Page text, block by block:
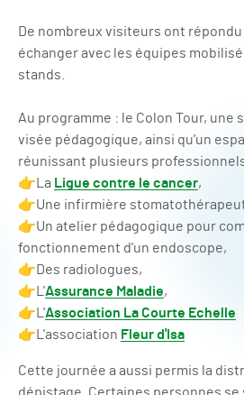
De nombreux visiteurs ont
échanger avec les équipes
stands.
Au programme : le Colon Tour, une
visée pédagogique, ainsi qu’un
réunissant plusieurs
👉​La Ligue contre le cancer,
👉​Une infirmière
👉​Un atelier pédagogique pour
fonctionnement d’un endoscope,
👉​Des radiologues,
👉​L'Assurance Maladie,
👉​L'Association La Courte Echelle
👉​L'association Fleur d'Isa
Cette journée a aussi permis la